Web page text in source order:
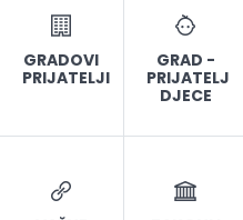
GRADOVI
PRIJATELJI
GRAD -
PRIJATELJ
DJECE